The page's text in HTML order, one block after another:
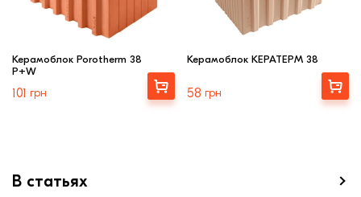
Керамоблок Porotherm 38
P+W
101 грн
Выбрать
Керамоблок КЕРАТЕРМ 38
58 грн
Купити
В статьях